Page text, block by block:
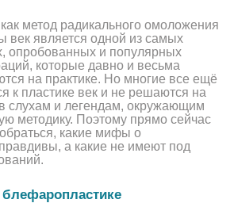
метод радикального омоложения
век является одной из самых
опробованных и популярных
которые давно и весьма
на практике. Но многие все ещё
к пластике век и не решаются на
слухам и легендам, окружающим
методику. Поэтому прямо сейчас
какие мифы о
а какие не имеют под